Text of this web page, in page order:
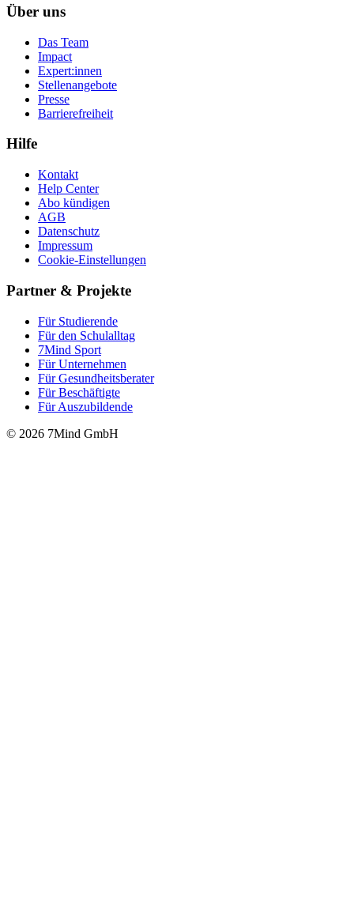
Über uns
Das Team
Impact
Expert:innen
Stellenangebote
Presse
Barrierefreiheit
Hilfe
Kontakt
Help Center
Abo kündigen
AGB
Datenschutz
Impressum
Cookie-Einstellungen
Partner & Projekte
Für Stu­die­rende
Für den Schulalltag
7Mind Sport
Für Unter­neh­men
Für Gesund­heits­be­ra­ter
Für Beschäftigte
Für Auszubildende
© 2026 7Mind GmbH